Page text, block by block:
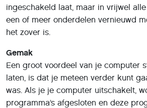
ingeschakeld laat, maar in vrijwel
een of meer onderdelen vernieuwd
het zover is.
Gemak
Een groot voordeel van je computer
laten, is dat je meteen verder kunt
was. Als je je computer uitschakelt,
programma’s afgesloten en deze